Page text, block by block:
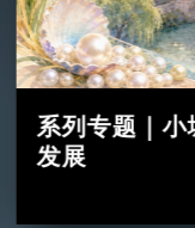
系列专题｜
发展